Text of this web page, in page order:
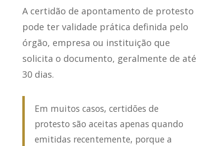
A certidão de apontamento de protesto
pode ter validade prática definida pelo
órgão, empresa ou instituição que
solicita o documento, geralmente de até
30 dias.
Em muitos casos, certidões de
protesto são aceitas apenas quando
emitidas recentemente, porque a